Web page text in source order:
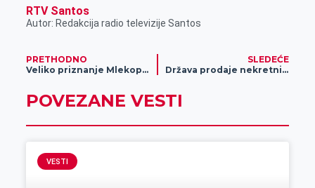
RTV Santos
Autor: Redakcija radio televizije Santos
PRETHODNO
Veliko priznanje Mlekoproduktu
SLEDEĆE
Država prodaje nekretnine u Zrenjaninu i Ečki
POVEZANE VESTI
VESTI